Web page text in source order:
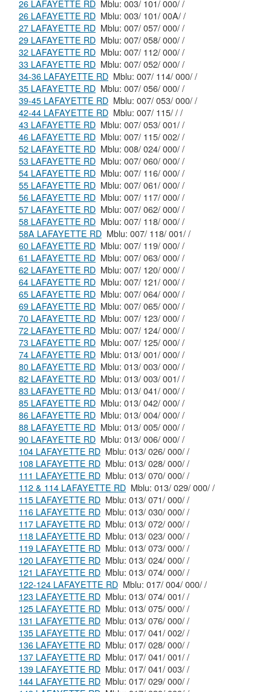
26 LAFAYETTE RD
Mblu: 003/ 101/ 000/ /
26 LAFAYETTE RD
Mblu: 003/ 101/ 00A/ /
27 LAFAYETTE RD
Mblu: 007/ 057/ 000/ /
29 LAFAYETTE RD
Mblu: 007/ 058/ 000/ /
32 LAFAYETTE RD
Mblu: 007/ 112/ 000/ /
33 LAFAYETTE RD
Mblu: 007/ 052/ 000/ /
34-36 LAFAYETTE RD
Mblu: 007/ 114/ 000/ /
35 LAFAYETTE RD
Mblu: 007/ 056/ 000/ /
39-45 LAFAYETTE RD
Mblu: 007/ 053/ 000/ /
42-44 LAFAYETTE RD
Mblu: 007/ 115/ / /
43 LAFAYETTE RD
Mblu: 007/ 053/ 001/ /
46 LAFAYETTE RD
Mblu: 007/ 115/ 002/ /
52 LAFAYETTE RD
Mblu: 008/ 024/ 000/ /
53 LAFAYETTE RD
Mblu: 007/ 060/ 000/ /
54 LAFAYETTE RD
Mblu: 007/ 116/ 000/ /
55 LAFAYETTE RD
Mblu: 007/ 061/ 000/ /
56 LAFAYETTE RD
Mblu: 007/ 117/ 000/ /
57 LAFAYETTE RD
Mblu: 007/ 062/ 000/ /
58 LAFAYETTE RD
Mblu: 007/ 118/ 000/ /
58A LAFAYETTE RD
Mblu: 007/ 118/ 001/ /
60 LAFAYETTE RD
Mblu: 007/ 119/ 000/ /
61 LAFAYETTE RD
Mblu: 007/ 063/ 000/ /
62 LAFAYETTE RD
Mblu: 007/ 120/ 000/ /
64 LAFAYETTE RD
Mblu: 007/ 121/ 000/ /
65 LAFAYETTE RD
Mblu: 007/ 064/ 000/ /
69 LAFAYETTE RD
Mblu: 007/ 065/ 000/ /
70 LAFAYETTE RD
Mblu: 007/ 123/ 000/ /
72 LAFAYETTE RD
Mblu: 007/ 124/ 000/ /
73 LAFAYETTE RD
Mblu: 007/ 125/ 000/ /
74 LAFAYETTE RD
Mblu: 013/ 001/ 000/ /
80 LAFAYETTE RD
Mblu: 013/ 003/ 000/ /
82 LAFAYETTE RD
Mblu: 013/ 003/ 001/ /
83 LAFAYETTE RD
Mblu: 013/ 041/ 000/ /
85 LAFAYETTE RD
Mblu: 013/ 042/ 000/ /
86 LAFAYETTE RD
Mblu: 013/ 004/ 000/ /
88 LAFAYETTE RD
Mblu: 013/ 005/ 000/ /
90 LAFAYETTE RD
Mblu: 013/ 006/ 000/ /
104 LAFAYETTE RD
Mblu: 013/ 026/ 000/ /
108 LAFAYETTE RD
Mblu: 013/ 028/ 000/ /
111 LAFAYETTE RD
Mblu: 013/ 070/ 000/ /
112 & 114 LAFAYETTE RD
Mblu: 013/ 029/ 000/ /
115 LAFAYETTE RD
Mblu: 013/ 071/ 000/ /
116 LAFAYETTE RD
Mblu: 013/ 030/ 000/ /
117 LAFAYETTE RD
Mblu: 013/ 072/ 000/ /
118 LAFAYETTE RD
Mblu: 013/ 023/ 000/ /
119 LAFAYETTE RD
Mblu: 013/ 073/ 000/ /
120 LAFAYETTE RD
Mblu: 013/ 024/ 000/ /
121 LAFAYETTE RD
Mblu: 013/ 074/ 000/ /
122-124 LAFAYETTE RD
Mblu: 017/ 004/ 000/ /
123 LAFAYETTE RD
Mblu: 013/ 074/ 001/ /
125 LAFAYETTE RD
Mblu: 013/ 075/ 000/ /
131 LAFAYETTE RD
Mblu: 013/ 076/ 000/ /
135 LAFAYETTE RD
Mblu: 017/ 041/ 002/ /
136 LAFAYETTE RD
Mblu: 017/ 028/ 000/ /
137 LAFAYETTE RD
Mblu: 017/ 041/ 001/ /
139 LAFAYETTE RD
Mblu: 017/ 041/ 003/ /
144 LAFAYETTE RD
Mblu: 017/ 029/ 000/ /